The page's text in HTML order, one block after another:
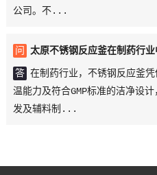
公司。不...
问 太原不锈钢反应釜在制药行
答 在制药行业，不锈钢反应釜
温能力及符合GMP标准的洁净设
发及辅料制...